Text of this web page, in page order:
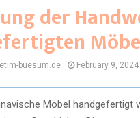
der
buesum.de February 9, 2024
Möbel handgefertigt